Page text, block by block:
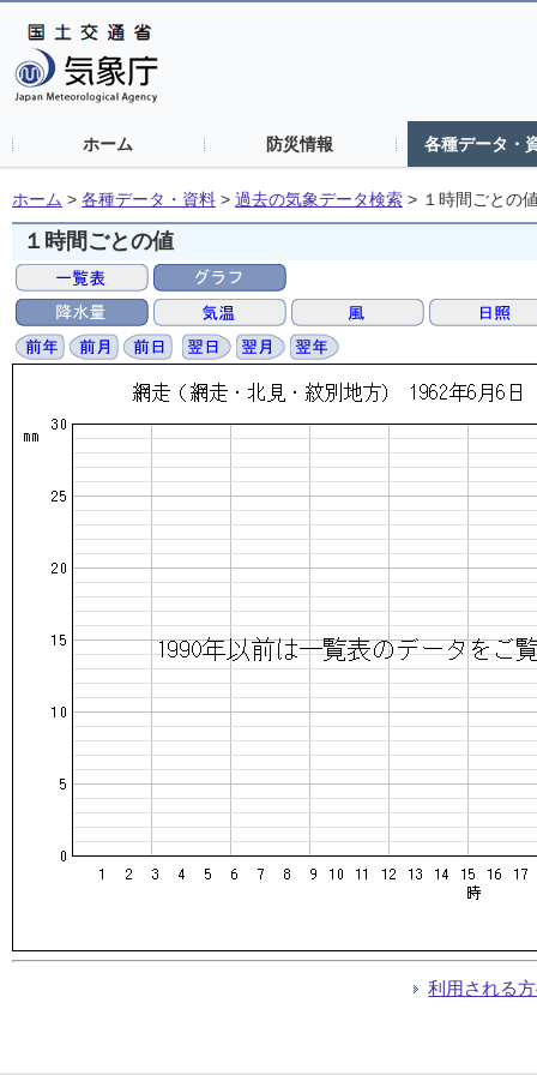
ホーム 防災情報 各種データ・
ホーム > 各種データ・資料 > 過去の気象データ検索 > １時間ごとの
１時間ごとの値
利用される